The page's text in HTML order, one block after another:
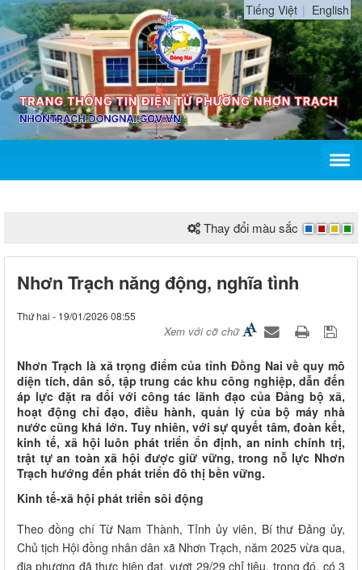
Tiếng Việt English
Thay đổi màu sắc
Nhơn Trạch năng động, nghĩa tình
Thứ hai - 19/01/2026 08:55
Xem với cỡ chữ
Nhơn Trạch là xã trọng điểm của tỉnh Đồng Nai về quy mô
diện tích, dân số, tập trung các khu công nghiệp, dẫn đến
áp lực đặt ra đối với công tác lãnh đạo của Đảng bộ xã,
hoạt động chỉ đạo, điều hành, quản lý của bộ máy nhà
nước cũng khá lớn. Tuy nhiên, với sự quyết tâm, đoàn kết,
kinh tế, xã hội luôn phát triển ổn định, an ninh chính trị,
trật tự an toàn xã hội được giữ vững, trong nỗ lực Nhơn
Trạch hướng đến phát triển đô thị bền vững.
Kinh tế-xã hội phát triển sôi động
Theo đồng chí Từ Nam Thành, Tỉnh ủy viên, Bí thư Đảng ủy,
Chủ tịch Hội đồng nhân dân xã Nhơn Trạch, năm 2025 vừa qua,
địa phương đã thực hiện đạt, vượt 29/29 chỉ tiêu, trong đó, có 3